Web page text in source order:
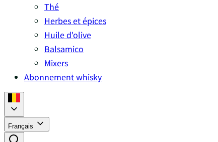
Thé
Herbes et épices
Huile d'olive
Balsamico
Mixers
Abonnement whisky
Français